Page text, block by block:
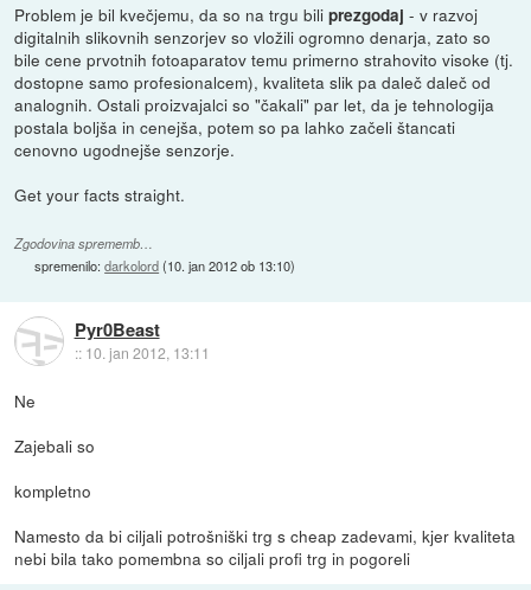
Problem je bil kvečjemu, da so na trgu biliprezgodaj - v razvoj
digitalnih slikovnih senzorjev so vložili ogromno denarja, zato so
bile cene prvotnih fotoaparatov temu primerno strahovito visoke (tj.
dostopne samo profesionalcem), kvaliteta slik pa daleč daleč od
analognih. Ostali proizvajalci so "čakali" par let, da je tehnologija
postala boljša in cenejša, potem so pa lahko začeli štancati
cenovno ugodnejše senzorje.
Get your facts straight.
Zgodovina sprememb…
spremenilo:darkolord(10. jan 2012 ob 13:10)
Pyr0Beast
:: 10. jan 2012, 13:11
Ne
Zajebali so
kompletno
Namesto da bi ciljali potrošniški trg s cheap zadevami, kjer kvaliteta
nebi bila tako pomembna so ciljali profi trg in pogoreli